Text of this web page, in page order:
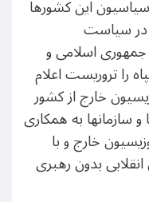
این کشورها
در سیاست
جمهوری اسلامی و
را تروریست اعلام
خارج از کشور
به همکاری
خارج و با
بدون رهبری